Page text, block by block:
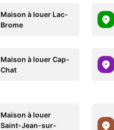
Maison à louer Lac-
Brome
Maison à louer Cap-
Chat
Maison à louer
Saint-Jean-sur-